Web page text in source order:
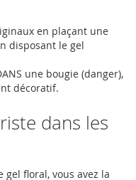
en plaçant une
disposant le gel
une bougie (danger),
décoratif.
dans les
floral, vous avez la